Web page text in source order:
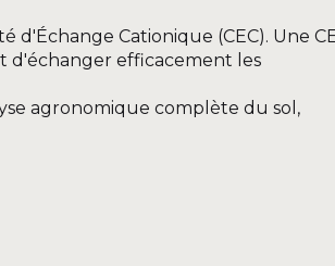
d'Échange Cationique (CEC). Une
d'échanger efficacement les
agronomique complète du sol,